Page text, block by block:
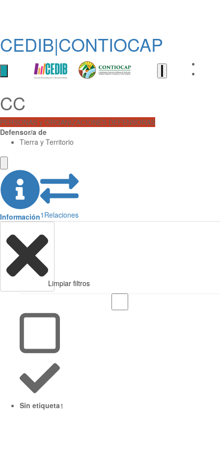
CEDIB|CONTIOCAP
CC
PERSONAS y ORGANIZACIONES DEFENSORAS
Defensor/a de
Tierra y Territorio
Información1 Relaciones
Limpiar filtros
Sin etiqueta1